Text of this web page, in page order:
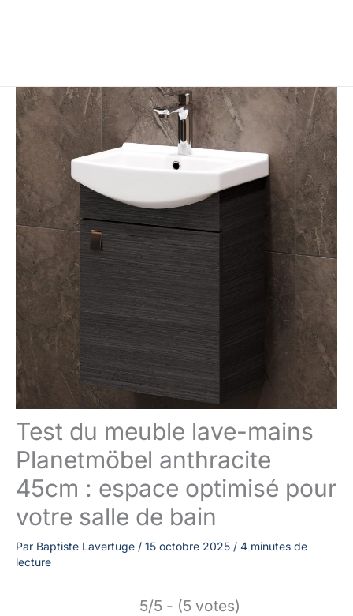
Test du meuble lave-mains
Planetmöbel anthracite
45cm : espace optimisé pour
votre salle de bain
Par Baptiste Lavertuge / 15 octobre 2025 / 4 minutes de
lecture
5/5 - (5 votes)